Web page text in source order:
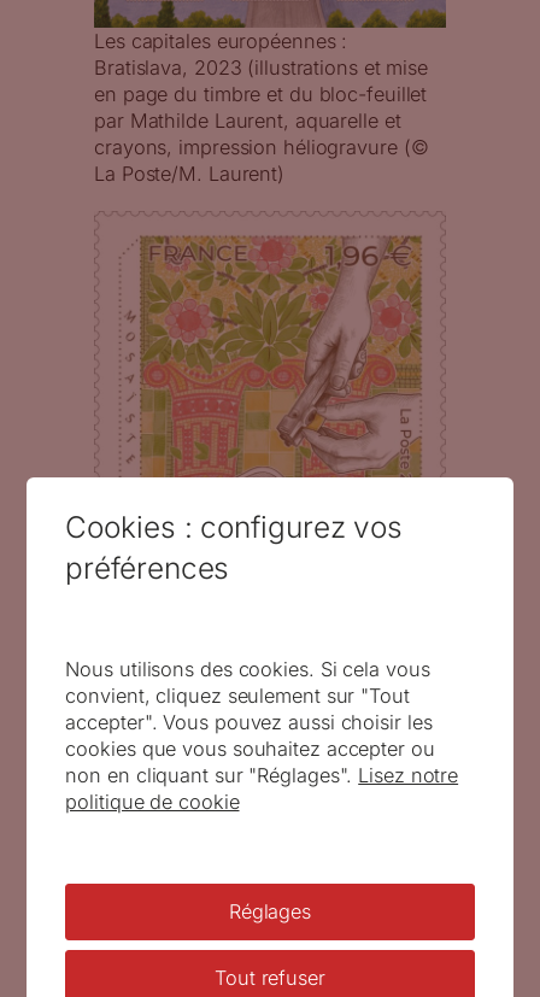
Les capitales européennes :
Bratislava, 2023 (illustrations et mise
en page du timbre et du bloc-feuillet
par Mathilde Laurent, aquarelle et
crayons, impression héliogravure (©
La Poste/M. Laurent)
Métier d’art Mosaïste, 2024 (création
Aurimages (© La Poste/ M.Laurent/
E.Catelin)
Cookies : configurez vos
préférences
Nous utilisons des cookies. Si cela vous
convient, cliquez seulement sur "Tout
accepter". Vous pouvez aussi choisir les
cookies que vous souhaitez accepter ou
non en cliquant sur "Réglages". Lisez notre
politique de cookie
Réglages
Tout refuser